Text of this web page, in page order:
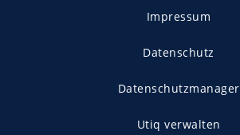
Impressum
Datenschutz
Datenschutzmanager
Utiq verwalten